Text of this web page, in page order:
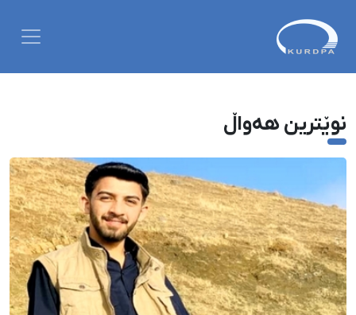
نوێترین هەواڵ